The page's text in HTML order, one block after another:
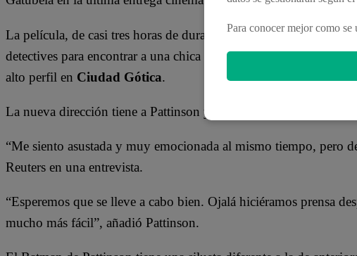
La película, de casi tres horas de duración, tiene mucho de cine
detectives para encontrar a una chica desaparecida y localizar al
alto perfil en Ciudad Gótica.
La nueva dirección tiene a Pattinson y Kravitz un poco
“Me siento asustada y muy emocionada al mismo tiempo, pero
Reuters en una entrevista.
“Esperemos que se lleve a cabo bien. Ojalá hiciéramos prensa
mucho más fácil”, añadió Pattinson.
Para conocer mejor como